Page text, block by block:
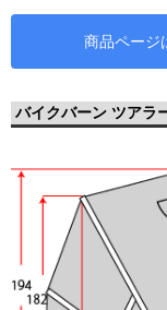
商品ページ
バイクバーン ツアラ